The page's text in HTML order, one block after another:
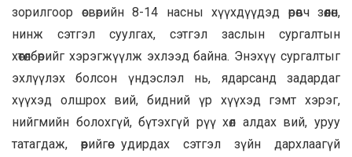
зорилгоор өсвөрийн 8-14 насны хүүхдүүдэд өрөвч зөөлөн,
нинж сэтгэл суулгах, сэтгэл заслын сургалтын
хөтөлбөрийг хэрэгжүүлж эхлээд байна. Энэхүү сургалтыг
эхлүүлэх болсон үндэслэл нь, ядарсанд задардаг
хүүхэд олшрох вий, бидний үр хүүхэд гэмт хэрэг,
нийгмийн болохгүй, бүтэхгүй рүү хөл алдах вий, уруу
татагдаж, өөрийгөө удирдах сэтгэл зүйн дархлаагүй